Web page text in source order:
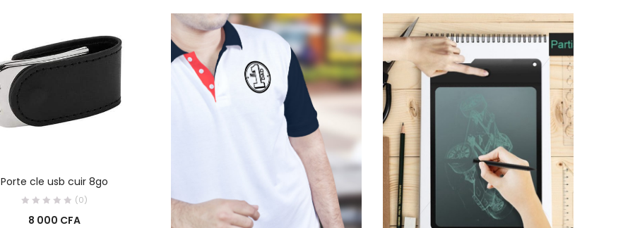
Porte cle usb cuir 8go
(0)
8 000 CFA